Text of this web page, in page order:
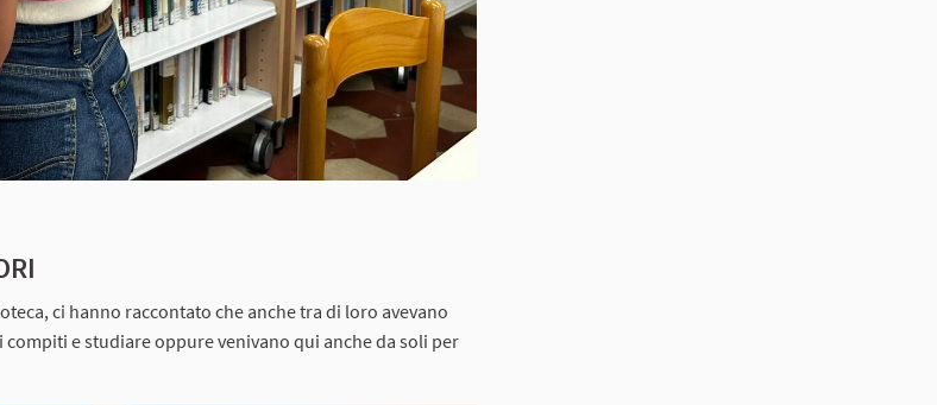
ci hanno raccontato che anche tra di loro avevano
e studiare oppure venivano qui anche da soli per